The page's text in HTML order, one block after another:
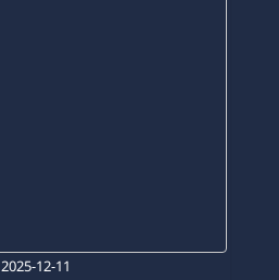
2025-12-11